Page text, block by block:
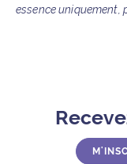
essence uniquement,